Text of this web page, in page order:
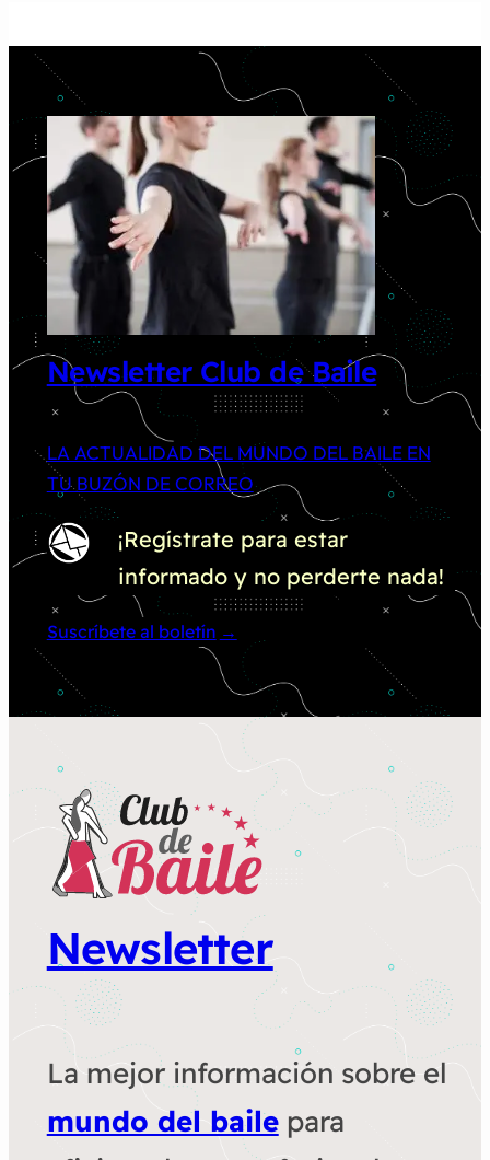
Newsletter Club de Baile
LA ACTUALIDAD DEL MUNDO DEL BAILE EN
TU BUZÓN DE CORREO
¡Regístrate para estar
informado y no perderte nada!
Suscríbete al boletín
Newsletter
La mejor información sobre el
mundo del bailepara